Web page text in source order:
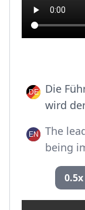
Die
wird
The
being
0.5x